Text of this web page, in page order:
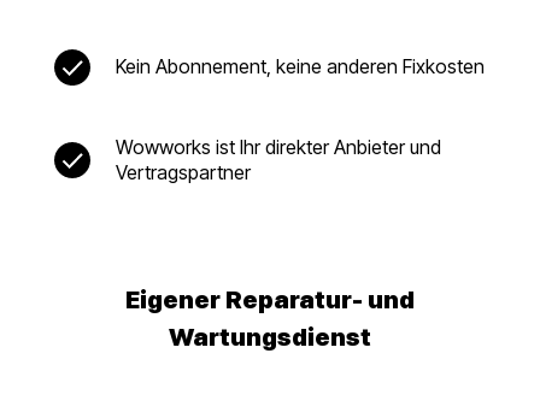
Kein Abonnement, keine anderen Fixkosten
Wowworks ist Ihr direkter Anbieter und
Vertragspartner
Eigener Reparatur- und
Wartungsdienst